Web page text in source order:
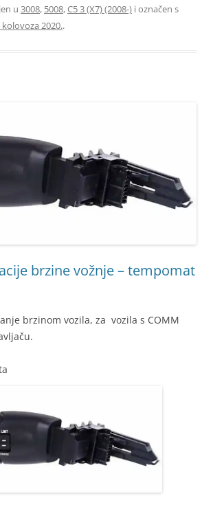
u 3008, 5008,C5 3 (X7) (2008-) i označen s
kolovoza 2020..
brzine vožnje – tempomat
brzinom vozila, za vozila s COMM